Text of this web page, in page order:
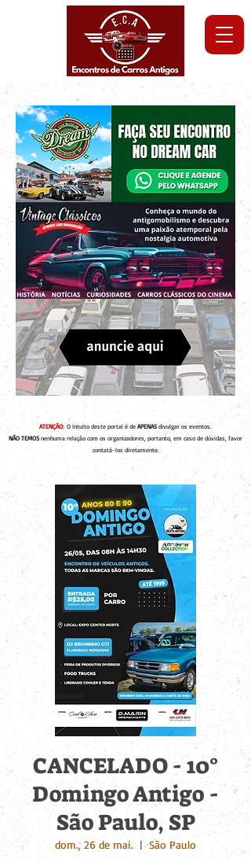
ATENÇÃO: O intuito deste portal é de APENASdivulgar os eventos.
NÃO TEMOS nenhuma relação com os organizadores, portanto, em caso de dúvidas, favor
contatá-los diretamente.
CANCELADO - 10°
Domingo Antigo -
São Paulo, SP
dom., 26 de mai.
  |
São Paulo